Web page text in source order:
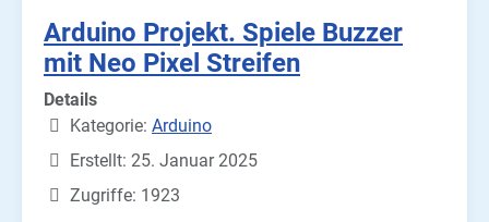
Arduino Projekt. Spiele Buzzer
mit Neo Pixel Streifen
Details
Kategorie: Arduino
Erstellt: 25. Januar 2025
Zugriffe: 1923